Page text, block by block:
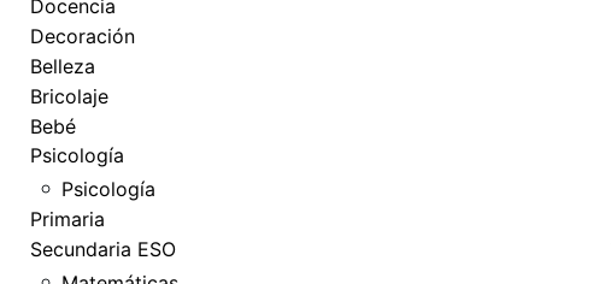
Docencia
Decoración
Belleza
Bricolaje
Bebé
Psicología
Psicología
Primaria
Secundaria ESO